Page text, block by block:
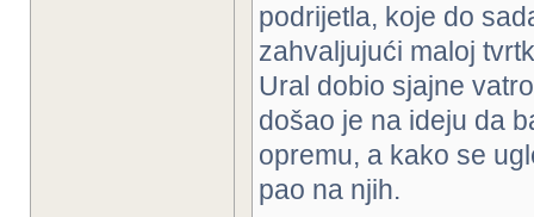
podrijetla, koje do
zahvaljujući maloj
Ural dobio sjajne
došao je na ideju da
opremu, a kako se
pao na njih.